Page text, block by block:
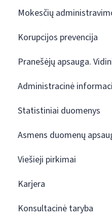
Mokesčių
Korupcijos prevencija
Pranešėjų apsauga.
Administracinė
Statistiniai duomenys
Asmens duomenų
Viešieji pirkimai
Karjera
Konsultacinė taryba